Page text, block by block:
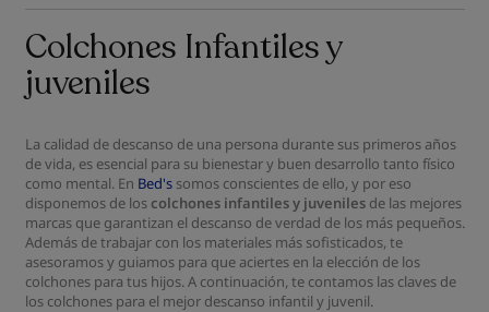
Colchones Infantiles y
juveniles
La calidad de descanso de una persona durante sus primeros años
de vida, es esencial para su bienestar y buen desarrollo tanto físico
como mental. En Bed'ssomos conscientes de ello, y por eso
disponemos de los colchones infantiles y juvenilesde las mejores
marcas que garantizan el descanso de verdad de los más pequeños.
Además de trabajar con los materiales más sofisticados, te
asesoramos y guiamos para que aciertes en la elección de los
colchones para tus hijos. A continuación, te contamos las claves de
los colchones para el mejor descanso infantil y juvenil.